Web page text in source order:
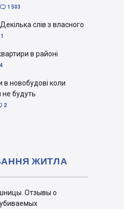
 1 503
слів з власного
1
в районі
4
в новобудові коли
не будуть
2
Отзывы о
ЖИТЛА